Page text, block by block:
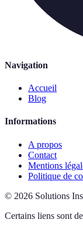
Navigation
Accueil
Blog
Informations
A propos
Contact
Mentions
Politique de
© 2026 Solutions
Certains liens sont